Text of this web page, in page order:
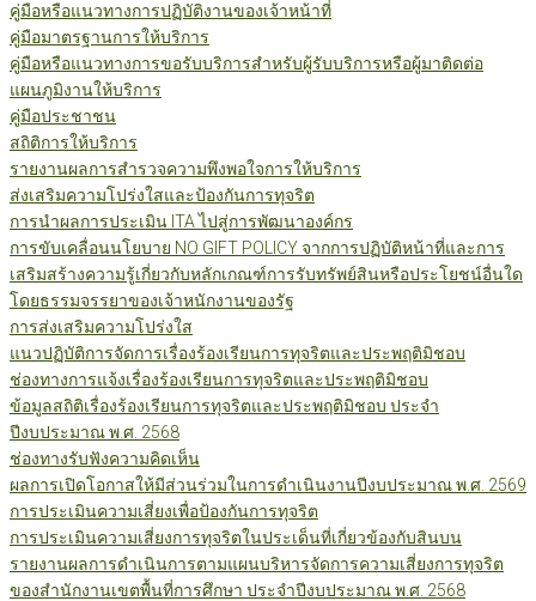
คู่มือหรือแนวทางการปฏิบัติงานของเจ้าหน้าที่
คู่มือมาตรฐานการให้บริการ
คู่มือหรือแนวทางการขอรับบริการสำหรับผู้รับบริการหรือผู้มาติดต่อ
แผนภูมิงานให้บริการ
คู่มือประชาชน
สถิติการให้บริการ
รายงานผลการสำรวจความพึงพอใจการให้บริการ
ส่งเสริมความโปร่งใสและป้องกันการทุจริต
การนำผลการประเมิน ITA ไปสู่การพัฒนาองค์กร
การขับเคลื่อนนโยบาย NO GIFT POLICY จากการปฏิบัติหน้าที่และการ
เสริมสร้างความรู้เกี่ยวกับหลักเกณฑ์การรับทรัพย์สินหรือประโยชน์อื่นใด
โดยธรรมจรรยาของเจ้าหนักงานของรัฐ
การส่งเสริมความโปร่งใส
แนวปฏิบัติการจัดการเรื่องร้องเรียนการทุจริตและประพฤติมิชอบ
ช่องทางการแจ้งเรื่องร้องเรียนการทุจริตและประพฤติมิชอบ
ข้อมูลสถิติเรื่องร้องเรียนการทุจริตและประพฤติมิชอบ ประจำ
ปีงบประมาณ พ.ศ. 2568
ช่องทางรับฟังความคิดเห็น
ผลการเปิดโอกาสให้มีส่วนร่วมในการดำเนินงานปีงบประมาณ พ.ศ. 2569
การประเมินความเสี่ยงเพื่อป้องกันการทุจริต
การประเมินความเสี่ยงการทุจริตในประเด็นที่เกี่ยวข้องกับสินบน
รายงานผลการดำเนินการตามแผนบริหารจัดการความเสี่ยงการทุจริต
ของสำนักงานเขตพื้นที่การศึกษา ประจำปีงบประมาณ พ.ศ. 2568